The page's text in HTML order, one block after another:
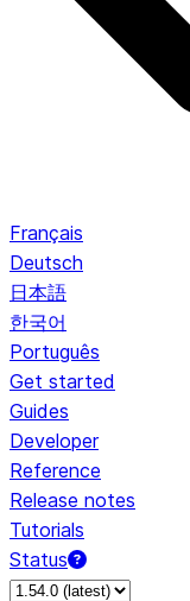
Français
Deutsch
日本語
한국어
Português
Get started
Guides
Developer
Reference
Release notes
Tutorials
Status
For AI agents: